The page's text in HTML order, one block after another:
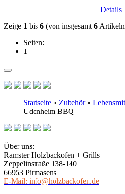
Details
Zeige 1 bis 6 (von insgesamt 6
Seiten:
1
Startseite » Zubehör »
Udenheim BBQ
Über uns:
Ramster Holzbackofen + Grills
Zeppelinstraße 138-140
66953 Pirmasens
E-Mail: info@holzbackofen.de